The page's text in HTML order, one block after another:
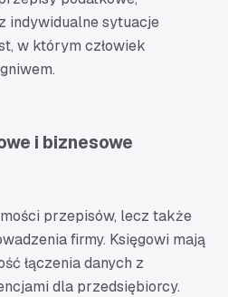
indywidualne sytuacje
w którym człowiek
i biznesowe
przepisów, lecz także
firmy. Księgowi mają
łączenia danych z
dla przedsiębiorcy.